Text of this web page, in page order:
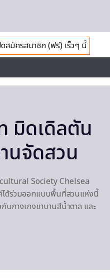
ดสมัครสมาชิก (ฟรี) เร็วๆ นี้
มิดเดิลตัน
นจัดสวน
Society Chelsea
ได้ร่วมออกแบบพื้นที่สวนแห่งนี้
บกางเกงขาบานสีน้ำตาล และ